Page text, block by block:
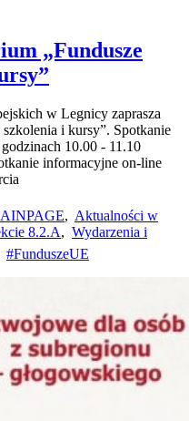
„Fundusze
w Legnicy zaprasza
i kursy”. Spotkanie
10.00 - 11.10
informacyjne on-line
, Aktualności w
8.2.A, Wydarzenia i
#FunduszeUE